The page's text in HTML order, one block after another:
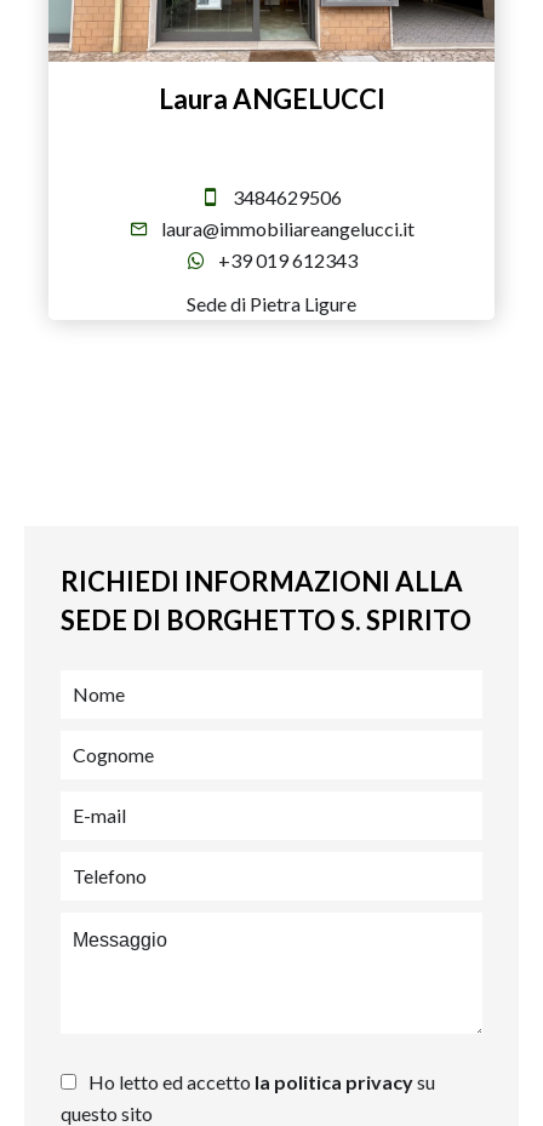
Laura ANGELUCCI
3484629506
laura@immobiliareangelucci.it
+39 019 612343
Sede di Pietra Ligure
RICHIEDI INFORMAZIONI ALLA
SEDE DI BORGHETTO S. SPIRITO
Ho letto ed accetto la politica privacysu
questo sito